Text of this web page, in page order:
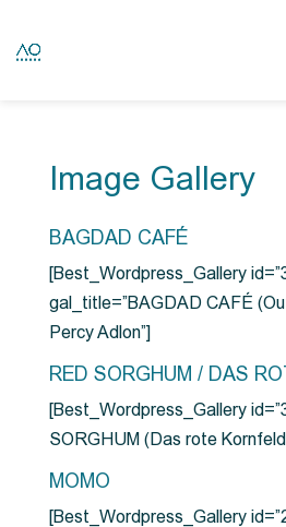
Image Gallery
BAGDAD CAFÉ
[Best_Wordpress_Gallery
gal_title=”BAGDAD CAFÉ
Percy Adlon”]
RED SORGHUM / DAS
[Best_Wordpress_Gallery
SORGHUM (Das rote
MOMO
[Best_Wordpress_Gallery